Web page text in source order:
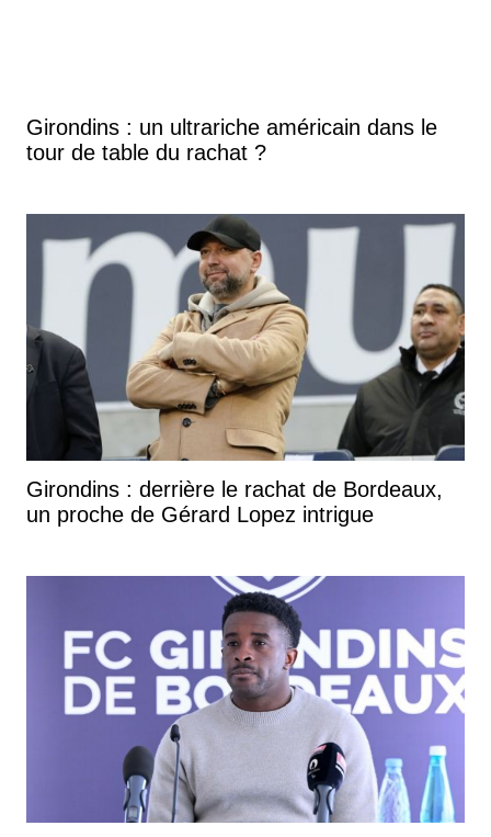
Girondins : un ultrariche américain dans le
tour de table du rachat ?
Girondins : derrière le rachat de Bordeaux,
un proche de Gérard Lopez intrigue